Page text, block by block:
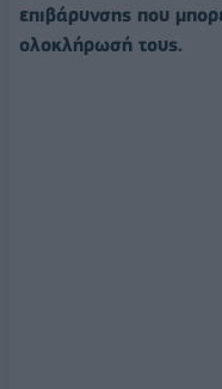
επιβάρυνσης που
ολοκλήρωσή τους.